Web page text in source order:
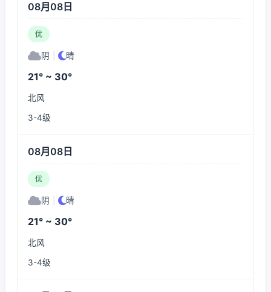
08月08日
优
阴 晴
21° ~ 30°
北风
3-4级
08月08日
优
阴 晴
21° ~ 30°
北风
3-4级